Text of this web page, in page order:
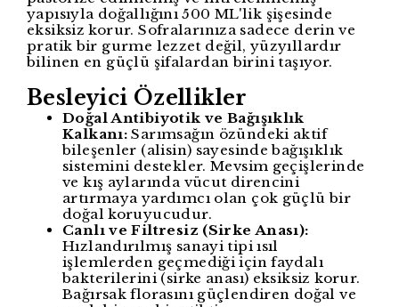
yapısıyla doğallığını 500 ML'lik şişesinde
eksiksiz korur. Sofralarınıza sadece derin ve
pratik bir gurme lezzet değil, yüzyıllardır
bilinen en güçlü şifalardan birini taşıyor.
Besleyici Özellikler
Doğal Antibiyotik ve Bağışıklık
Kalkanı: Sarımsağın özündeki aktif
bileşenler (alisin) sayesinde bağışıklık
sistemini destekler. Mevsim geçişlerinde
ve kış aylarında vücut direncini
artırmaya yardımcı olan çok güçlü bir
doğal koruyucudur.
Canlı ve Filtresiz (Sirke Anası):
Hızlandırılmış sanayi tipi ısıl
işlemlerden geçmediği için faydalı
bakterilerini (sirke anası) eksiksiz korur.
Bağırsak florasını güçlendiren doğal ve